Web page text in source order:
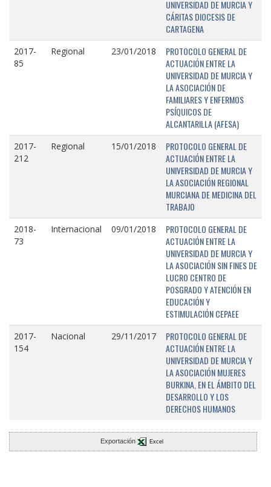
UNIVERSIDAD DE MURCIA Y
CÁRITAS DIOCESIS DE
CARTAGENA
2017-
85
Regional 23/01/2018
PROTOCOLO GENERAL DE
ACTUACIÓN ENTRE LA
UNIVERSIDAD DE MURCIA Y
LA ASOCIACIÓN DE
FAMILIARES Y ENFERMOS
PSÍQUICOS DE
ALCANTARILLA (AFESA)
2017-
212
Regional 15/01/2018
PROTOCOLO GENERAL DE
ACTUACIÓN ENTRE LA
UNIVERSIDAD DE MURCIA Y
LA ASOCIACIÓN REGIONAL
MURCIANA DE MEDICINA DEL
TRABAJO
2018-
73
Internacional 09/01/2018
PROTOCOLO GENERAL DE
ACTUACIÓN ENTRE LA
UNIVERSIDAD DE MURCIA Y
LA ASOCIACIÓN SIN FINES DE
LUCRO CENTRO DE
POSGRADO Y ATENCIÓN EN
EDUCACIÓN Y
ESTIMULACIÓN CEPAEE
2017-
154
Nacional 29/11/2017
PROTOCOLO GENERAL DE
ACTUACIÓN ENTRE LA
UNIVERSIDAD DE MURCIA Y
LA ASOCIACIÓN MUJERES
BURKINA, EN EL ÁMBITO DEL
DESARROLLO Y LOS
DERECHOS HUMANOS
Exportación Excel